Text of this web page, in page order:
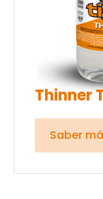
Thinner
Saber